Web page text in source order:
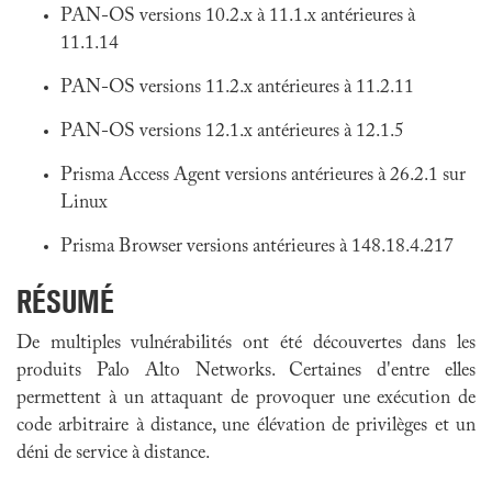
PAN-OS versions 10.2.x à 11.1.x antérieures à
11.1.14
PAN-OS versions 11.2.x antérieures à 11.2.11
PAN-OS versions 12.1.x antérieures à 12.1.5
Prisma Access Agent versions antérieures à 26.2.1 sur
Linux
Prisma Browser versions antérieures à 148.18.4.217
RÉSUMÉ
De multiples vulnérabilités ont été découvertes dans les
produits Palo Alto Networks. Certaines d'entre elles
permettent à un attaquant de provoquer une exécution de
code arbitraire à distance, une élévation de privilèges et un
déni de service à distance.